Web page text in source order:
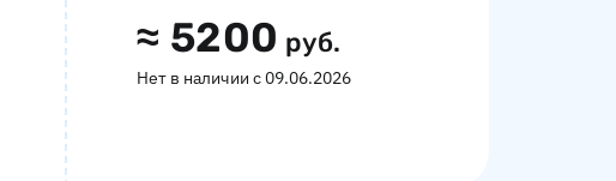
≈ 5200 руб.
Нет в наличии с 09.06.2026